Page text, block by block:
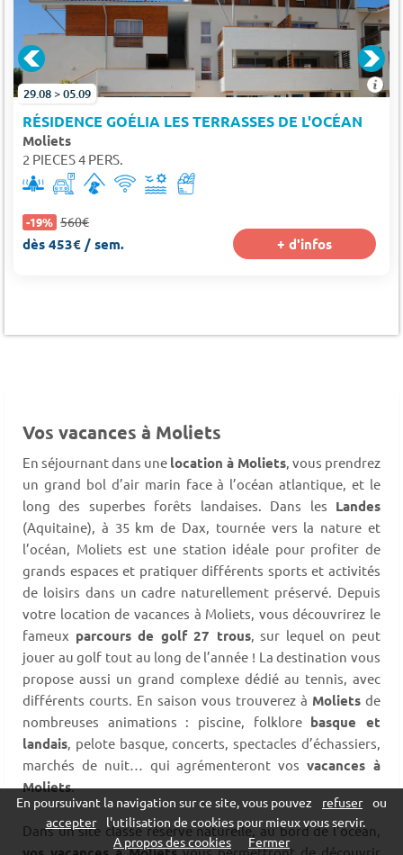
29.08 > 05.09
RÉSIDENCE GOÉLIA LES TERRASSES DE L'OCÉAN
Moliets
2 PIECES 4 PERS.
-19% 560€
dès 453€ / sem. + d'infos
Vos vacances à Moliets
En séjournant dans une location à Moliets , vous prendrez
un grand bol d’air marin face à l’océan atlantique, et le
long des superbes forêts landaises. Dans les Landes
(Aquitaine), à 35 km de Dax, tournée vers la nature et
l’océan, Moliets est une station idéale pour profiter de
grands espaces et pratiquer différents sports et activités
de loisirs dans un cadre naturellement préservé. Depuis
votre location de vacances à Moliets, vous découvrirez le
fameux parcours de golf 27 trous, sur lequel on peut
jouer au golf tout au long de l’année ! La destination vous
propose aussi un grand complexe dédié au tennis, avec
différents courts. En saison vous trouverez à Moliets de
nombreuses animations : piscine, folklore basque et
landais , pelote basque, concerts, spectacles d’échassiers,
marchés de nuit… qui agrémenteront vosvacances à
Moliets.
Dans un site classé réserve naturelle, au bord de l'océan,
vous permettront de découvrir
En poursuivant la navigation sur ce site, vous pouvez refuser
ou
accepter
l'utilisation de cookies pour mieux vous servir.
A propos des cookies
Fermer